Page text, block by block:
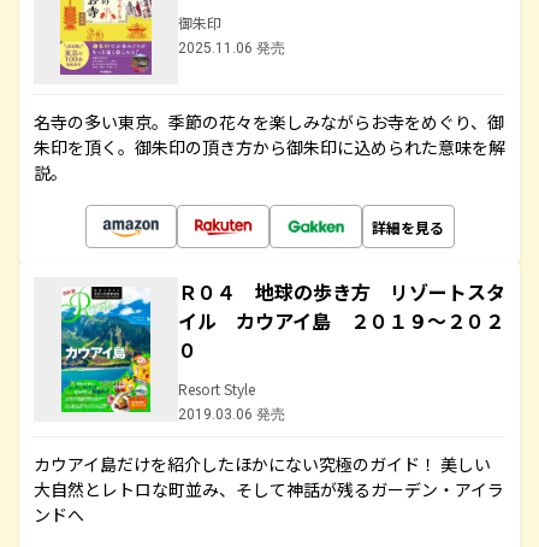
御朱印
2025.11.06 発売
名寺の多い東京。季節の花々を楽しみながらお寺をめぐり、御
朱印を頂く。御朱印の頂き方から御朱印に込められた意味を解
説。
詳細を見る
Ｒ０４ 地球の歩き方 リゾートスタ
イル カウアイ島 ２０１９～２０２
０
Resort Style
2019.03.06 発売
カウアイ島だけを紹介したほかにない究極のガイド！ 美しい
大自然とレトロな町並み、そして神話が残るガーデン・アイラ
ンドへ